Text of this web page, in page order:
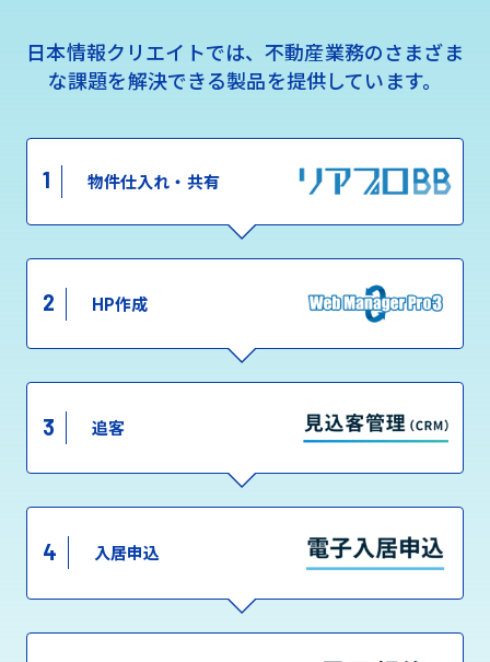
日本情報クリエイトでは、不動産業務のさまざま
な課題を解決できる製品を提供しています。
1 物件仕入れ・共有
2 HP作成
3 追客
4 入居申込